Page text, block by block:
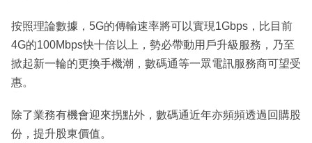
按照理論數據，5G的傳輸速率將可以實現1Gbps，比目前
4G的100Mbps快十倍以上，勢必帶動用戶升級服務，乃至
掀起新一輪的更換手機潮，數碼通等一眾電訊服務商可望受
惠。
除了業務有機會迎來拐點外，數碼通近年亦頻頻透過回購股
份，提升股東價值。